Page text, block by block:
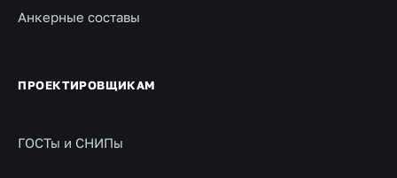
Анкерные составы
ПРОЕКТИРОВЩИКАМ
ГОСТы и СНИПы